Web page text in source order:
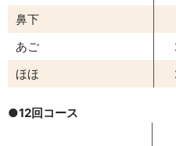
鼻下
あご
ほほ
●12回コース